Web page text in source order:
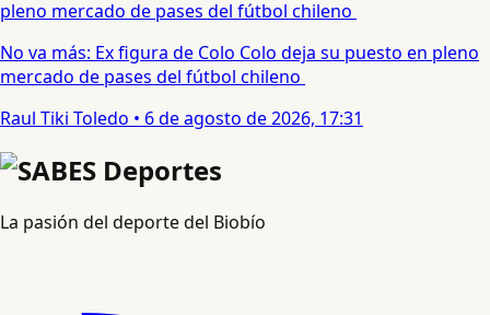
No va más: Ex figura de Colo Colo deja su puesto en pleno
mercado de pases del fútbol chileno
Raul Tiki Toledo • 6 de agosto de 2026, 17:31
La pasión del deporte del Biobío